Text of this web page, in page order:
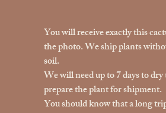
You will receive exactly this
the photo. We ship plants
soil.
We will need up to 7 days to
prepare the plant for shipment.
You should know that a long